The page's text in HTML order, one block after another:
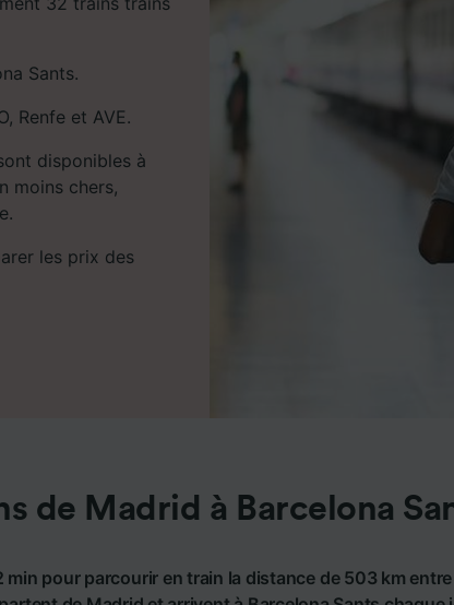
Sants.
Renfe et AVE.
disponibles à
moins chers,
les prix des
de Madrid à Barcelona
min pour parcourir en train la distance de 503 km